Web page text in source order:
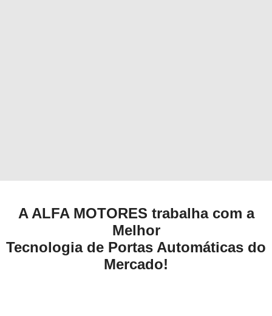
A ALFA MOTORES trabalha com a
Melhor
Tecnologia de Portas Automáticas do
Mercado!